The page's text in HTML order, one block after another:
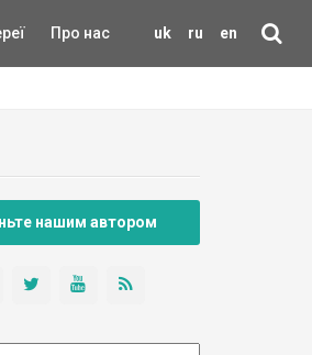
uk ru en
Про нас
нашим автором